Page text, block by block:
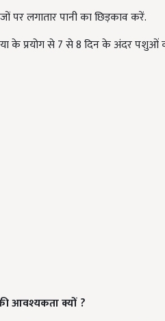
पर लगातार पानी का छिड़काव करें.
के प्रयोग से 7 से 8 दिन के अंदर पशुओं
की आवश्यकता क्यों ?